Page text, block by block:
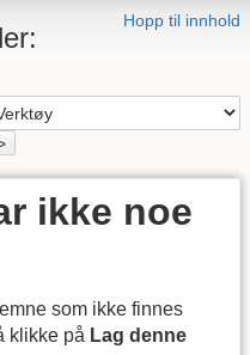
Hopp til innhold
ikke noe
som ikke finnes
klikke på Lag denne